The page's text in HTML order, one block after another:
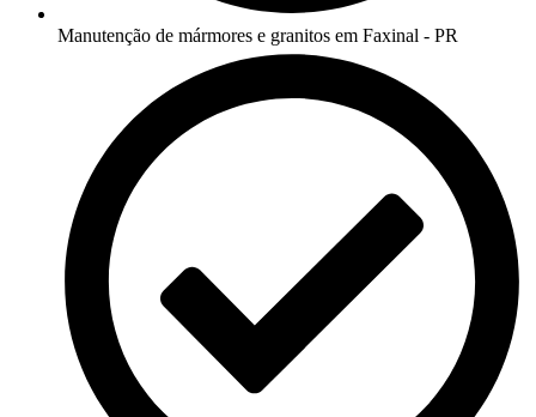
Manutenção de mármores e granitos em Faxinal - PR